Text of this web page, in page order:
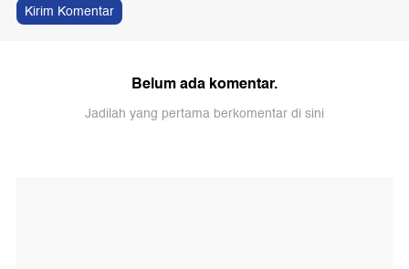
Kirim Komentar
Belum ada komentar.
Jadilah yang pertama berkomentar di sini